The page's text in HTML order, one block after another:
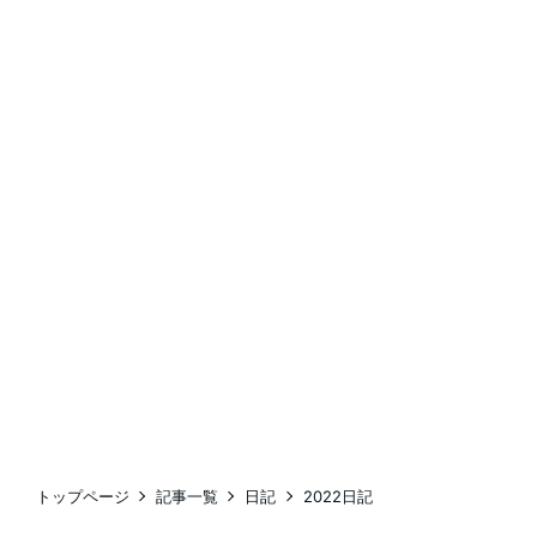
トップページ 記事一覧 日記 2022日記